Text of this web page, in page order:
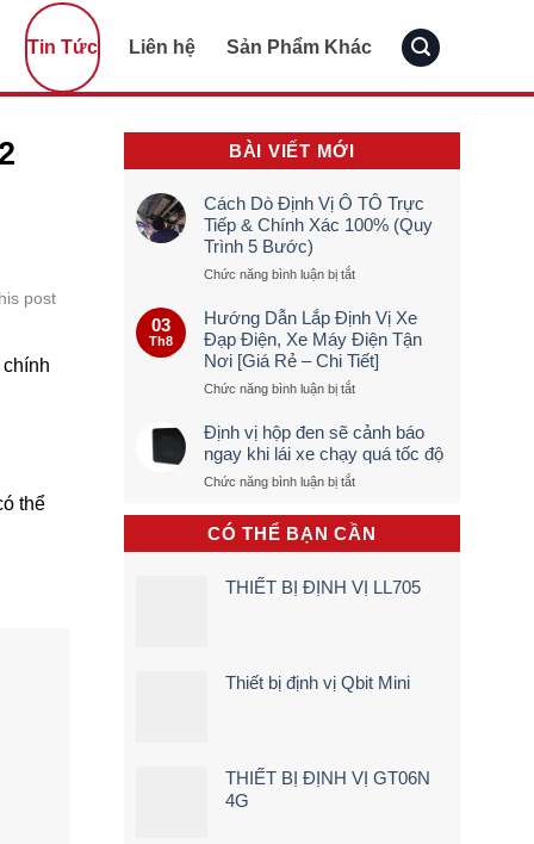
Tin Tức Liên hệ Sản Phẩm Khác
post
thể
BÀI VIẾT MỚI
Cách Dò Định Vị Ô TÔ Trực
Tiếp & Chính Xác 100% (Quy
Trình 5 Bước)
Chức năng bình luận bị tắtở
Dò
Định
Vị
Ô
TÔ
Tiếp
Chính
Xác
(Quy
Trình
Bước)
03
Th8
Hướng Dẫn Lắp Định Vị Xe
Đạp Điện, Xe Máy Điện Tận
Nơi [Giá Rẻ – Chi Tiết]
Chức năng bình luận bị tắtở
Dẫn
Định
Vị
Đạp
Điện,
Máy
Điện
Rẻ
–
Định vị hộp đen sẽ cảnh báo
ngay khi lái xe chạy quá tốc độ
Chức năng bình luận bị tắtở
vị
hộp
đen
cảnh
xe
CÓ THỂ BẠN CẦN
THIẾT BỊ ĐỊNH VỊ LL705
Thiết bị định vị Qbit Mini
THIẾT BỊ ĐỊNH VỊ GT06N
4G